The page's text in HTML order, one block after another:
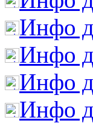
Инфо
Инфо
Инфо
Инфо